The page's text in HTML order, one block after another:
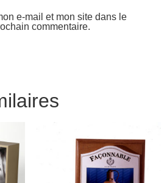
e-mail et mon site dans le
commentaire.